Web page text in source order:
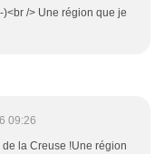
/> Une région que je
09:26
la Creuse !Une région